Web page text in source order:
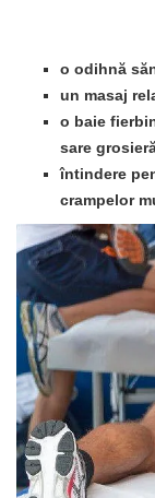
o odihnă
un masaj
o baie
sare
întindere
crampelor